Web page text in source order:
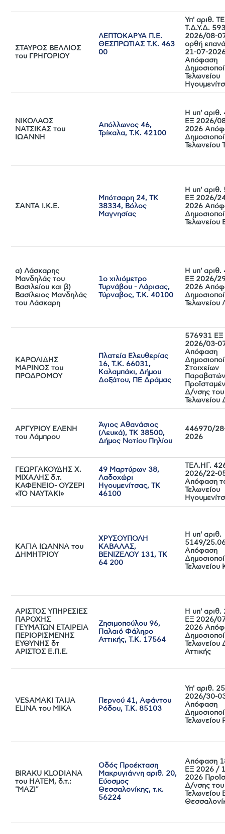
ΣΤΑΥΡΟΣ ΒΕΛΛΙΟΣ
του ΓΡΗΓΟΡΙΟΥ
ΛΕΠΤΟΚΑΡΥΑ Π.Ε.
ΘΕΣΠΡΩΤΙΑΣ Τ.Κ. 463
00
Υπ' αριθ.
Τ.Δ.Υ.Δ.
2026/08-
ορθή
21-07-
Απόφαση
Τελωνείου
ΝΙΚΟΛΑΟΣ
ΝΑΤΣΙΚΑΣ του
ΙΩΑΝΝΗ
Απόλλωνος 46,
Τρίκαλα, Τ.Κ. 42100
Η υπ'
ΕΞ 2026/
2026
Τελωνείου
ΣΑΝΤΑ I.K.E.
Μπότσαρη 24, ΤΚ
38334, Βόλος
Μαγνησίας
Η υπ'
ΕΞ 2026/
2026
Τελωνείου
α) Λάσκαρης
Μανδηλάς του
Βασιλείου και β)
Βασίλειος Μανδηλάς
του Λάσκαρη
1ο χιλιόμετρο
Τυρνάβου - Λάρισας,
Τύρναβος, Τ.Κ. 40100
Η υπ'
ΕΞ 2026/
2026
Τελωνείου
ΚΑΡΟΛΙΔΗΣ
ΜΑΡΙΝΟΣ του
ΠΡΟΔΡΟΜΟΥ
Πλατεία Ελευθερίας
16, Τ.Κ. 66031,
Καλαμπάκι, Δήμου
Δοξάτου, ΠΕ Δράμας
576931 ΕΞ
2026/03-
Απόφαση
Στοιχείων
Δ/νσης του
ΑΡΓΥΡΙΟΥ ΕΛΕΝΗ
του Λάμπρου
Άγιος Αθανάσιος
(Λευκά), ΤΚ 38500,
Δήμος Νοτίου Πηλίου
446970/
2026
ΓΕΩΡΓΑΚΟΥΔΗΣ Χ.
ΜΙΧΑΛΗΣ δ.τ.
ΚΑΦΕΝΕΙΟ- ΟΥΖΕΡΙ
«ΤΟ ΝΑΥΤΑΚΙ»
49 Μαρτύρων 38,
Λαδοχώρι
Ηγουμενίτσας, ΤΚ
46100
ΤΕΛ.ΗΓ.
2026/22-
Απόφαση
Τελωνείου
ΚΑΓΙΑ ΙΩΑΝΝΑ του
ΔΗΜΗΤΡΙΟΥ
ΧΡΥΣΟΥΠΟΛΗ
ΚΑΒΑΛΑΣ,
ΒΕΝΙΖΕΛΟΥ 131, ΤΚ
64 200
Η υπ' αριθ.
5149/
Απόφαση
ΑΡΙΣΤΟΣ ΥΠΗΡΕΣΙΕΣ
ΠΑΡΟΧΗΣ
ΓΕΥΜΑΤΩΝ ΕΤΑΙΡΕΙΑ
ΠΕΡΙΟΡΙΣΜΕΝΗΣ
ΕΥΘΥΝΗΣ δτ
ΑΡΙΣΤΟΣ Ε.Π.Ε.
Ζησιμοπούλου 96,
Παλαιό Φάληρο
Αττικής, Τ.Κ. 17564
Η υπ'
ΕΞ 2026/
2026
Τελωνείου
Αττικής
VESAMAKI TAIJA
ELINA του MIKA
Περνού 41, Αφάντου
Ρόδου, Τ.Κ. 85103
Υπ' αριθ.
2026/30-
Απόφαση
Τελωνείου
BIRAKU KLODIANA
του HATEM, δ.τ.:
"ΜΑΖΙ"
Οδός Προέκταση
Μακρυγιάννη αριθ. 20,
Εύοσμος
Θεσσαλονίκης, τ.κ.
56224
Απόφαση
ΕΞ 2026 /
2026
Δ/νσης
Τελωνείου